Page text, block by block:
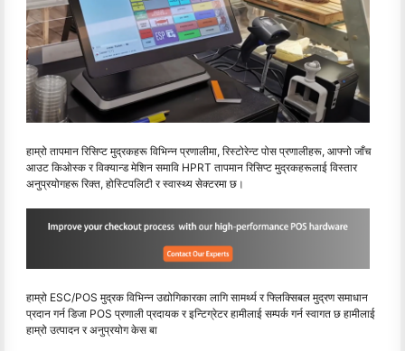
हाम्रो तापमान रिसिप्ट मुद्रकहरू विभिन्न प्रणालीमा, रिस्टोरेन्ट पोस प्रणालीहरू, आफ्नो जाँच
आउट किओस्क र विक्यान्ड मेशिन समावि HPRT तापमान रिसिप्ट मुद्रकहरूलाई विस्तार
अनुप्रयोगहरू रिक्त, होस्टिपलिटी र स्वास्थ्य सेक्टरमा छ।
हाम्रो ESC/POS मुद्रक विभिन्न उद्योगिकारका लागि सामर्थ्य र फ्लिक्सिबल मुद्रण समाधान
प्रदान गर्न डिजा POS प्रणाली प्रदायक र इन्टिग्रेटर हामीलाई सम्पर्क गर्न स्वागत छ हामीलाई
हाम्रो उत्पादन र अनुप्रयोग केस बा